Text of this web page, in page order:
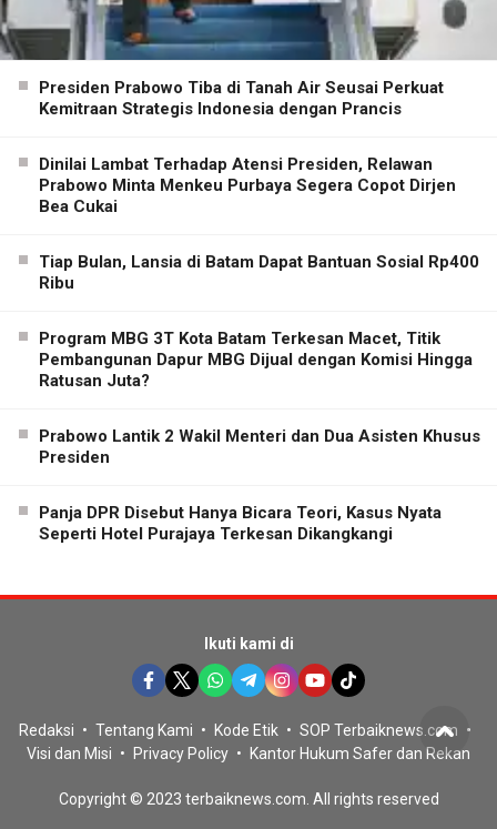
Presiden Prabowo Tiba di Tanah Air Seusai Perkuat
Kemitraan Strategis Indonesia dengan Prancis
Dinilai Lambat Terhadap Atensi Presiden, Relawan
Prabowo Minta Menkeu Purbaya Segera Copot Dirjen
Bea Cukai
Tiap Bulan, Lansia di Batam Dapat Bantuan Sosial Rp400
Ribu
Program MBG 3T Kota Batam Terkesan Macet, Titik
Pembangunan Dapur MBG Dijual dengan Komisi Hingga
Ratusan Juta?
Prabowo Lantik 2 Wakil Menteri dan Dua Asisten Khusus
Presiden
Panja DPR Disebut Hanya Bicara Teori, Kasus Nyata
Seperti Hotel Purajaya Terkesan Dikangkangi
Ikuti kami di
Redaksi Tentang Kami Kode Etik
SOP Terbaiknews.com
Visi dan Misi
Privacy Policy Kantor Hukum Safer dan Rekan
Copyright © 2023 terbaiknews.com. All rights reserved